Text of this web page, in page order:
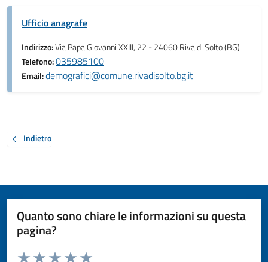
Ufficio anagrafe
Indirizzo:Via Papa Giovanni XXIII, 22 - 24060 Riva di Solto (BG)
Telefono:035985100
Email:demografici@comune.rivadisolto.bg.it
Indietro
Quanto sono chiare le informazioni su questa
pagina?
Valuta da 1 a 5 stelle la pagina